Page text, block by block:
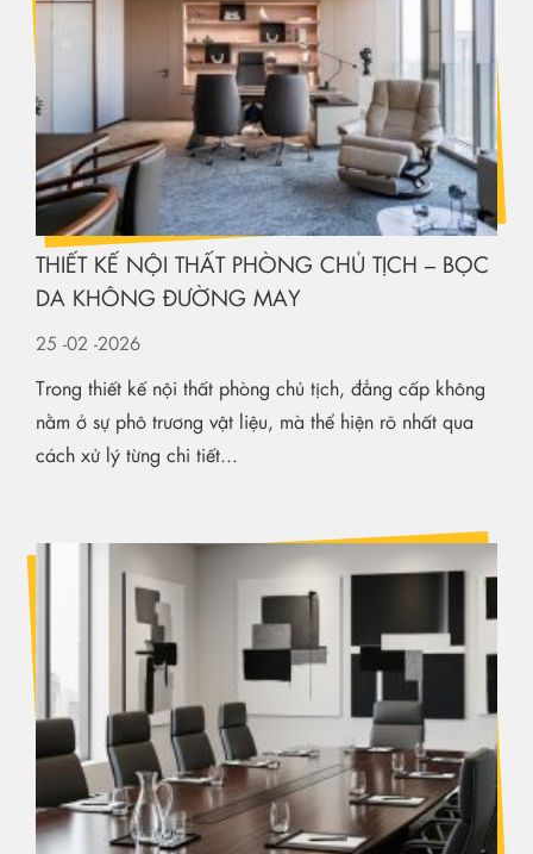
THIẾT KẾ NỘI THẤT PHÒNG CHỦ TỊCH – BỌC
DA KHÔNG ĐƯỜNG MAY
25 -02 -2026
Trong thiết kế nội thất phòng chủ tịch, đẳng cấp không
nằm ở sự phô trương vật liệu, mà thể hiện rõ nhất qua
cách xử lý từng chi tiết...